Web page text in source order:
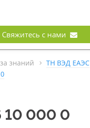
Свяжитесь с нами
знаний
ТН ВЭД ЕАЭС
10 000 0